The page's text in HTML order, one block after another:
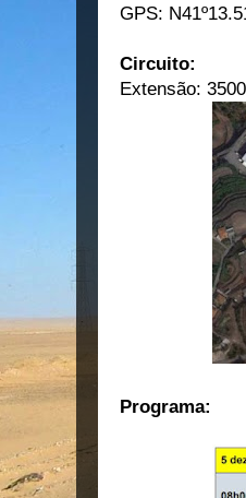
GPS:
Circuito:
Extensão:
Programa: